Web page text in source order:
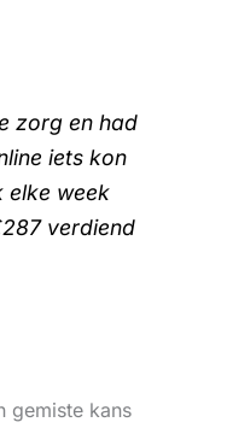
zorg en had
iets kon
elke week
verdiend
gemiste kans